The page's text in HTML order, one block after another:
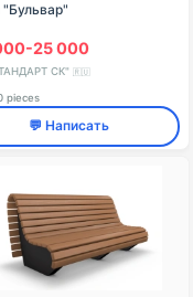
25 000
СК" 🇷🇺
pieces
💬 Написать